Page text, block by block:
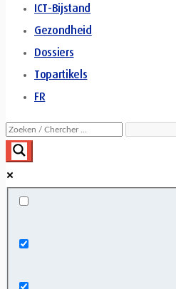
ICT-Bijstand
Gezondheid
Dossiers
Topartikels
FR